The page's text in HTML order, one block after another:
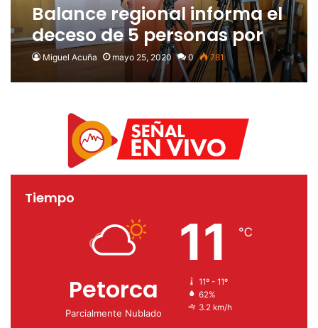
Balance regional informa el
deceso de 5 personas por
Covid-19
Miguel Acuña mayo 25, 2020 0 781
Tiempo
Petorca
Parcialmente Nublado
11 ℃
11º - 11º
62%
3.2 km/h